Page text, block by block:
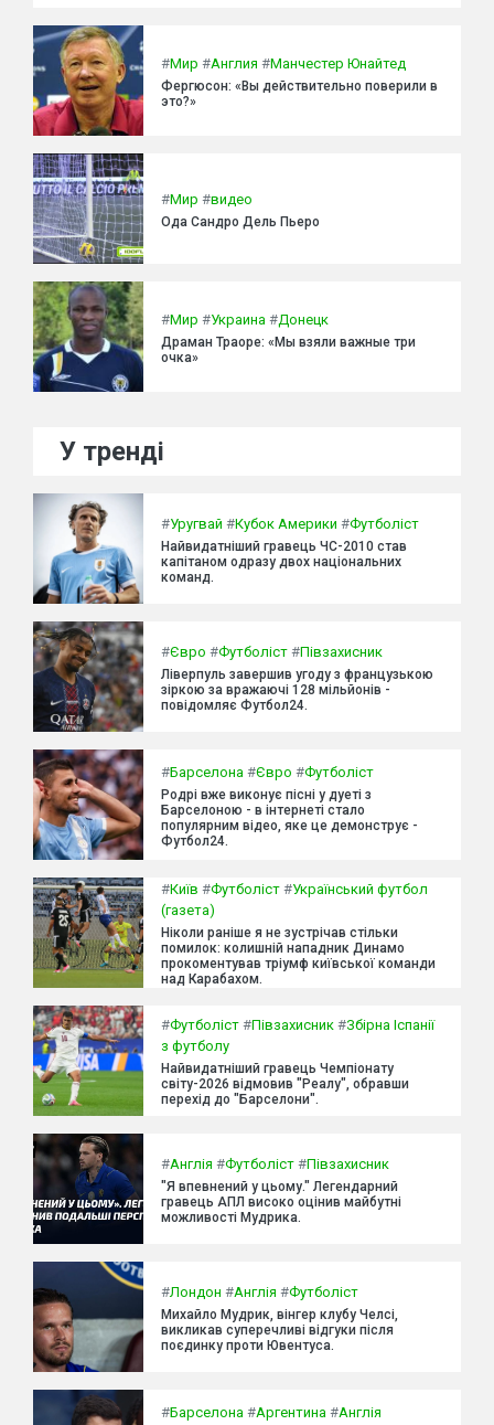
#Мир #Англия #Манчестер Юнайтед
Фергюсон: «Вы действительно поверили в
это?»
#Мир #видео
Ода Сандро Дель Пьеро
#Мир #Украина #Донецк
Драман Траоре: «Мы взяли важные три
очка»
У тренді
#Уругвай #Кубок Америки #Футболіст
Найвидатніший гравець ЧС-2010 став
капітаном одразу двох національних
команд.
#Євро #Футболіст #Півзахисник
Ліверпуль завершив угоду з французькою
зіркою за вражаючі 128 мільйонів -
повідомляє Футбол24.
#Барселона #Євро #Футболіст
Родрі вже виконує пісні у дуеті з
Барселоною - в інтернеті стало
популярним відео, яке це демонструє -
Футбол24.
#Київ #Футболіст #Український футбол
(газета)
Ніколи раніше я не зустрічав стільки
помилок: колишній нападник Динамо
прокоментував тріумф київської команди
над Карабахом.
#Футболіст #Півзахисник #Збірна Іспанії
з футболу
Найвидатніший гравець Чемпіонату
світу-2026 відмовив "Реалу", обравши
перехід до "Барселони".
#Англія #Футболіст #Півзахисник
"Я впевнений у цьому." Легендарний
гравець АПЛ високо оцінив майбутні
можливості Мудрика.
#Лондон #Англія #Футболіст
Михайло Мудрик, вінгер клубу Челсі,
викликав суперечливі відгуки після
поєдинку проти Ювентуса.
#Барселона #Аргентина #Англія